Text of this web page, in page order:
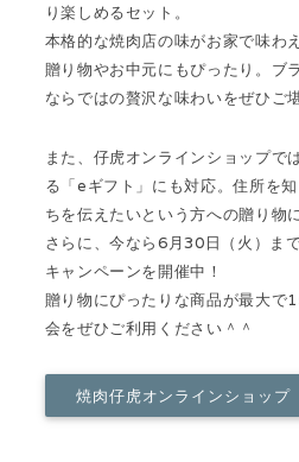
り楽しめるセット。
本格的な焼肉店の味がお家で味わ
贈り物やお中元にもぴったり。ブ
ならではの贅沢な味わいをぜひご
また、仔虎オンラインショップで
る「eギフト」にも対応。住所を
ちを伝えたいという方への贈り物
さらに、今なら6月30日（火）ま
キャンペーンを開催中！
贈り物にぴったりな商品が最大で
会をぜひご利用ください＾＾
焼肉仔虎オンラインショップ